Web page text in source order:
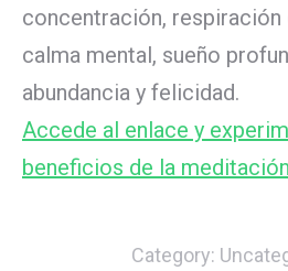
concentración,
calma mental, sueño
abundancia y felicidad.
Accede al enlace y
beneficios de la
Category: